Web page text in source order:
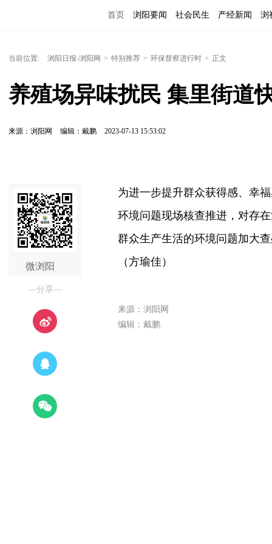
首页 浏阳要闻 社会民生 产经新闻 浏
当前位置: 浏阳日报-浏阳网 > 特别推荐 > 环保督察进行时 > 正文
养殖场异味扰民 集里街道
来源：浏阳网 编辑：戴鹏 2023-07-13 15:53:02
微浏阳
—分享—
为进一步提升群众获得感、幸
环境问题现场核查推进，对存
群众生产生活的环境问题加大
（方瑜佳）
来源：浏阳网
编辑：戴鹏